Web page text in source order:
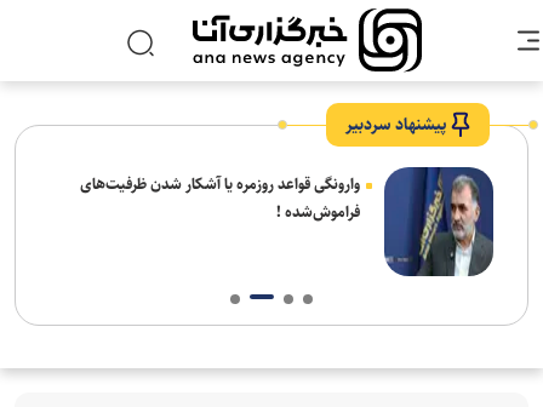
پیشنهاد سردبیر
وارونگی قواعد روزمره یا آشکار شدن ظرفیت‌های
فراموش‌شده !